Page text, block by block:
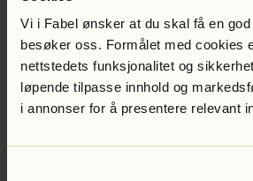
Vi i Fabel ønsker at du skal få en
besøker oss. Formålet med cookies
nettstedets funksjonalitet og
løpende tilpasse innhold og
i annonser for å presentere relevant